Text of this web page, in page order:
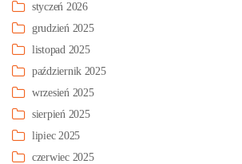
styczeń 2026
grudzień 2025
listopad 2025
październik 2025
wrzesień 2025
sierpień 2025
lipiec 2025
czerwiec 2025